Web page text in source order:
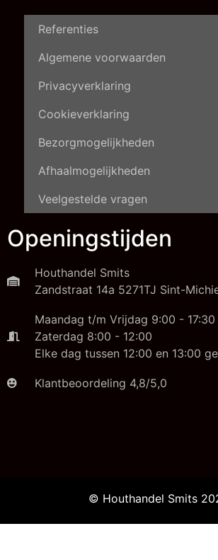
Referenties
Algemene voorwaarden
Privacyverklaring
Cookieverklaring
Bezorgmogelijkheden
Afhaalmogelijkheden
Veelgestelde vragen
Openingstijden
Houthandel Smits
Zandstraat 14a 5271TJ Sint-
Maandag t/m Vrijdag 9:00 - 17:30
Zaterdag 8:00 - 12:00
Elke dag tussen 12:00 en 13:00
Klantbeoordeling 4,8/5,0
© Houthandel Smits